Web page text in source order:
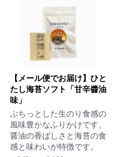
【メール便でお届け】ひと
たし海苔ソフト「甘辛醬油
味」
ぷちっとした生のり食感の
風味豊かなふりかけです。
醤油の香ばしさと海苔の食
感と味わいが特徴です。